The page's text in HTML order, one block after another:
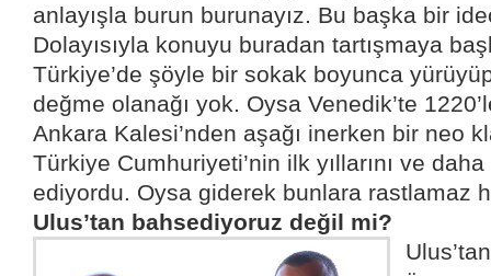
anlayışla burun burunayız. Bu başka bir
Dolayısıyla konuyu buradan tartışmaya
Türkiye’de şöyle bir sokak boyunca
değme olanağı yok. Oysa Venedik’te
Ankara Kalesi’nden aşağı inerken bir neo
Türkiye Cumhuriyeti’nin ilk yıllarını ve
ediyordu. Oysa giderek bunlara rastlamaz
Ulus’tan bahsediyoruz değil mi?